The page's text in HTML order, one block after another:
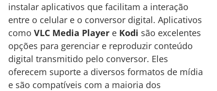
instalar aplicativos que facilitam a interação
entre o celular e o conversor digital. Aplicativos
como VLC Media Player e Kodi são excelentes
opções para gerenciar e reproduzir conteúdo
digital transmitido pelo conversor. Eles
oferecem suporte a diversos formatos de mídia
e são compatíveis com a maioria dos